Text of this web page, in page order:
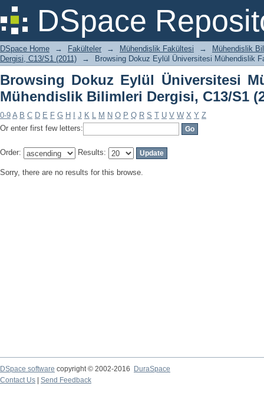
DSpace
Browsing Dokuz Eylül Üniversitesi
Dergisi, C13/S1 (2011) by Author
DSpace Home → Fakülteler → Mühendislik Fakültesi →
Mühendislik
Dergisi, C13/S1 (2011)
→ Browsing Dokuz Eylül Üniversitesi Mühendislik
Browsing Dokuz Eylül Üniversitesi
Mühendislik Bilimleri Dergisi, C13/S1
0-9 A B C D E F G H J K L M N O P Q R S T U V W X Y Z
Or enter first few letters:
Order: Results:
Sorry, there are no results for this browse.
DSpace software copyright © 2002-2016
DuraSpace
Contact Us
Send Feedback